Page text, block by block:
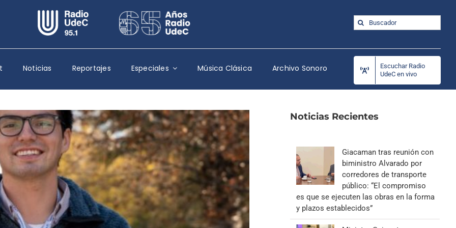
Escuchar Radio UdeC en vivo
Quiénes Somos
Programación
Podcast
Noticias
Reportajes
Columnas
Música Clásica
Especiales
Buscar:
Noticias Reportajes Especiales Música Clásica Archivo Sonoro
Escuchar Radio
UdeC en vivo
Noticias Recientes
Giacaman tras reunión con
biministro Alvarado por
corredores de transporte
público: “El compromiso
es que se ejecuten las obras en la forma
y plazos establecidos”